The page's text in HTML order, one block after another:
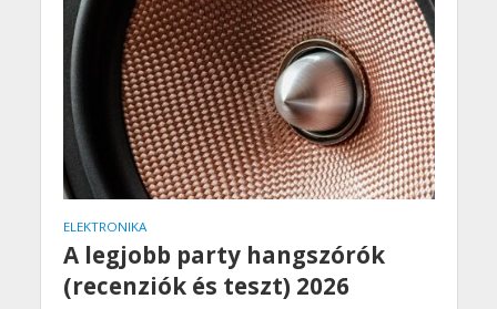
ELEKTRONIKA
A legjobb party hangszórók
(recenziók és teszt) 2026